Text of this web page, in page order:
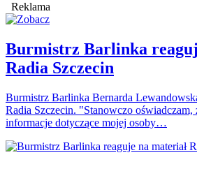
Reklama
Burmistrz Barlinka
Radia Szczecin
Burmistrz Barlinka Bernarda
Radia Szczecin. "Stanowczo oświadczam,
informacje dotyczące mojej osoby…